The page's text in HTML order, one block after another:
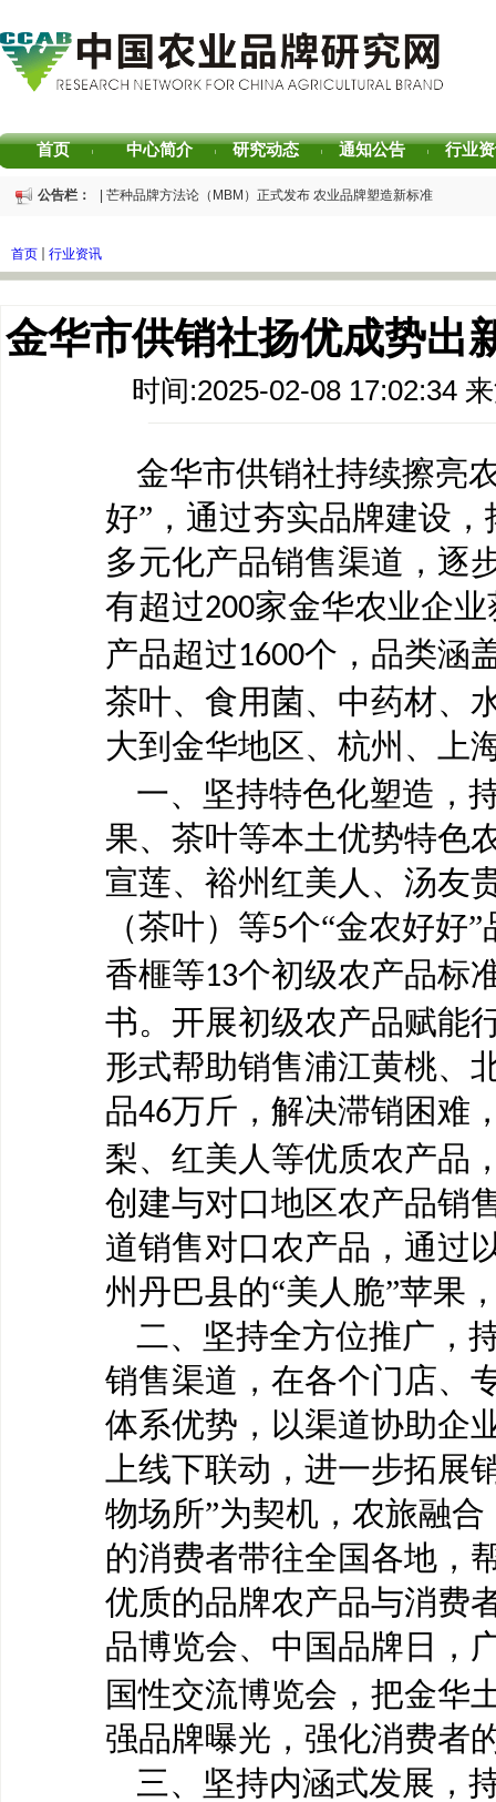
首页 | 中心简介 | 研究动态 | 通知公告 | 行业
公告栏：
重磅发布 | 芒种品牌方法论（MBM）正式发布 农业品牌塑造新标准
书香赋能乡村振兴！“耕读中国·品牌强农”主题阅读活动在杭州圆满落幕
专家观点｜建构富有持久竞争力的中国品牌生态 创新具有独特整合力的中国
首页 行业资讯
金华市供销社扬优成势出
时间:2025-02-08 17:02:34
金华市供销社持续擦亮
好”，通过夯实品牌建设
多元化产品销售渠道，逐
有超过200家金华农业企
产品超过1600个，品类涵
茶叶、食用菌、中药材、
大到金华地区、杭州、上
一、坚持特色化塑造，
果、茶叶等本土优势特色
宣莲、裕州红美人、汤友
（茶叶）等5个“金农好好
香榧等13个初级农产品标
书。开展初级农产品赋能
形式帮助销售浦江黄桃、
品46万斤，解决滞销困难
梨、红美人等优质农产品
创建与对口地区农产品销
道销售对口农产品，通过
州丹巴县的“美人脆”苹果
二、坚持全方位推广，
销售渠道，在各个门店、
体系优势，以渠道协助企
上线下联动，进一步拓展
物场所”为契机，农旅融
的消费者带往全国各地，
优质的品牌农产品与消费
品博览会、中国品牌日，
国性交流博览会，把金华
强品牌曝光，强化消费者
三、 坚持内涵式发展，